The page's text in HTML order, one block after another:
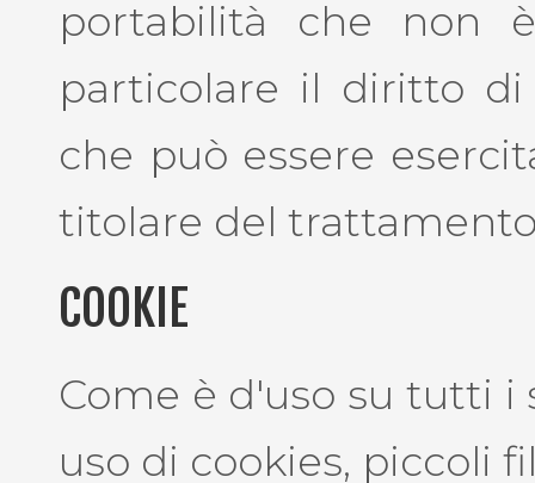
portabilità che non
particolare il diritto
che può essere
titolare del
COOKIE
Come è d'uso su tutti i
uso di cookies, piccoli